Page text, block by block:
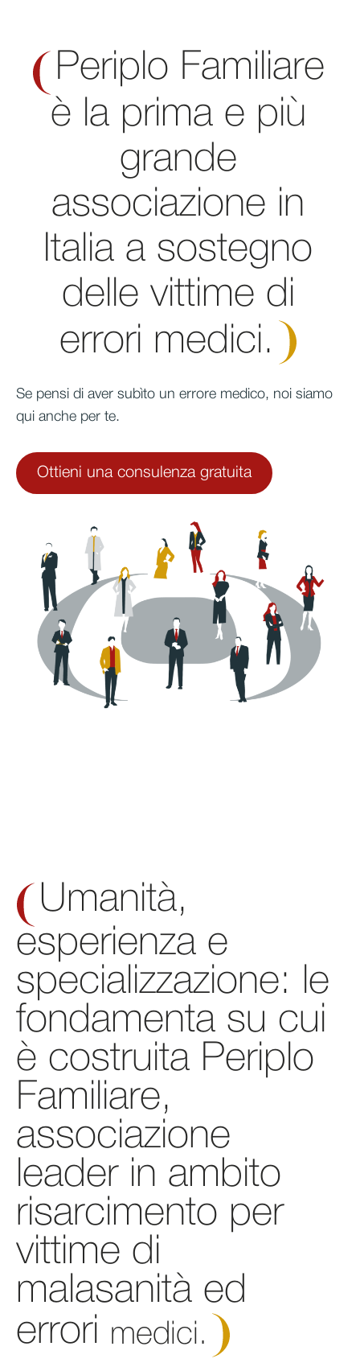
Periplo Familiare
è la prima e più
grande
associazione in
Italia a sostegno
delle vittime di
errori medici.
Se pensi di aver subìto un errore medico, noi siamo
qui anche per te.
Ottieni una consulenza gratuita
Umanità,
esperienza e
specializzazione: le
fondamenta su cui
è costruita Periplo
Familiare,
associazione
leader in ambito
risarcimento per
vittime di
malasanità ed
errori medici.